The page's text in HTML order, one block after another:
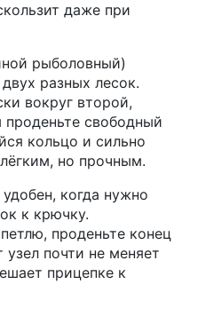
даже при
рыболовный)
разных лесок.
вокруг второй,
проденьте свободный
кольцо и сильно
но прочным.
удобен, когда нужно
к крючку.
проденьте конец
узел почти не меняет
прицепке к